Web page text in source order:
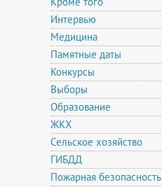
Интервью
Медицина
Памятные даты
Конкурсы
Выборы
Образование
ЖКХ
Сельское хозяйство
ГИБДД
Пожарная безопасность